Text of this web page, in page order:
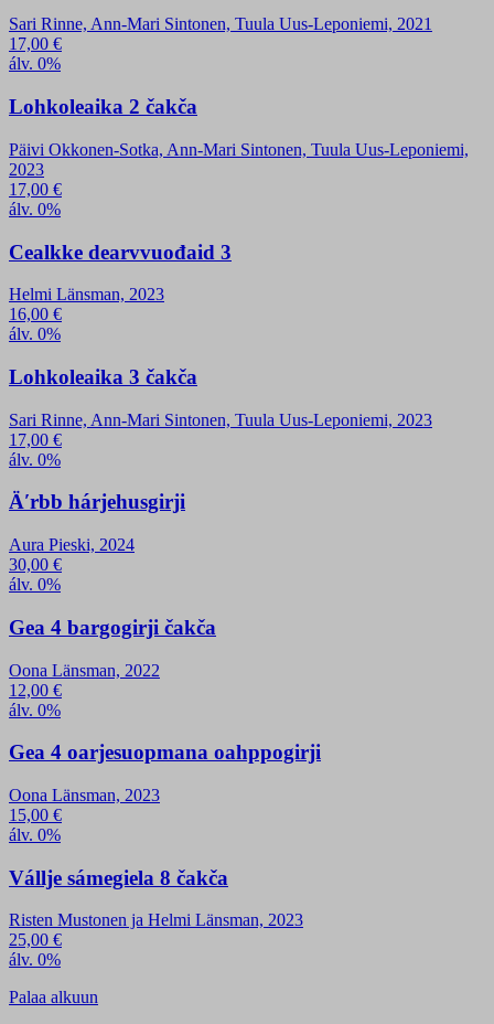
Sari Rinne, Ann-Mari Sintonen, Tuula Uus-Leponiemi, 2021
17,00 €
álv. 0%
Lohkoleaika 2 čakča
Päivi Okkonen-Sotka, Ann-Mari Sintonen, Tuula Uus-Leponiemi,
2023
17,00 €
álv. 0%
Cealkke dearvvuođaid 3
Helmi Länsman, 2023
16,00 €
álv. 0%
Lohkoleaika 3 čakča
Sari Rinne, Ann-Mari Sintonen, Tuula Uus-Leponiemi, 2023
17,00 €
álv. 0%
Äʹrbb hárjehusgirji
Aura Pieski, 2024
30,00 €
álv. 0%
Gea 4 bargogirji čakča
Oona Länsman, 2022
12,00 €
álv. 0%
Gea 4 oarjesuopmana oahppogirji
Oona Länsman, 2023
15,00 €
álv. 0%
Vállje sámegiela 8 čakča
Risten Mustonen ja Helmi Länsman, 2023
25,00 €
álv. 0%
Palaa alkuun